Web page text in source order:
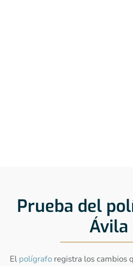
Prueba del
Ávila
El polígrafo registra los cambios